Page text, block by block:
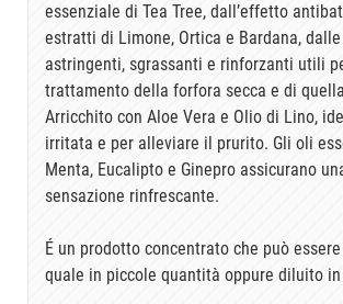
essenziale di Tea Tree, dall’effetto
estratti di Limone, Ortica e Bardana,
astringenti, sgrassanti e rinforzanti utili
trattamento della forfora secca e di
Arricchito con Aloe Vera e Olio di Lino,
irritata e per alleviare il prurito. Gli oli
Menta, Eucalipto e Ginepro assicurano
sensazione rinfrescante.
É un prodotto concentrato che può
quale in piccole quantità oppure diluito in